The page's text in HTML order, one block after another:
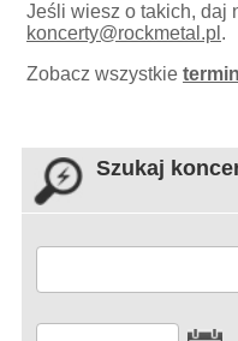
Jeśli wiesz o takich, daj
koncerty@rockmetal.pl .
Zobacz wszystkie
Szukaj